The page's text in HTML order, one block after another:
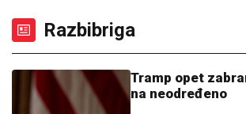
Razbibriga
Tramp opet
na neodređeno